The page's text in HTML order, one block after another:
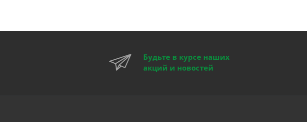
Будьте в курсе наших
акций и новостей